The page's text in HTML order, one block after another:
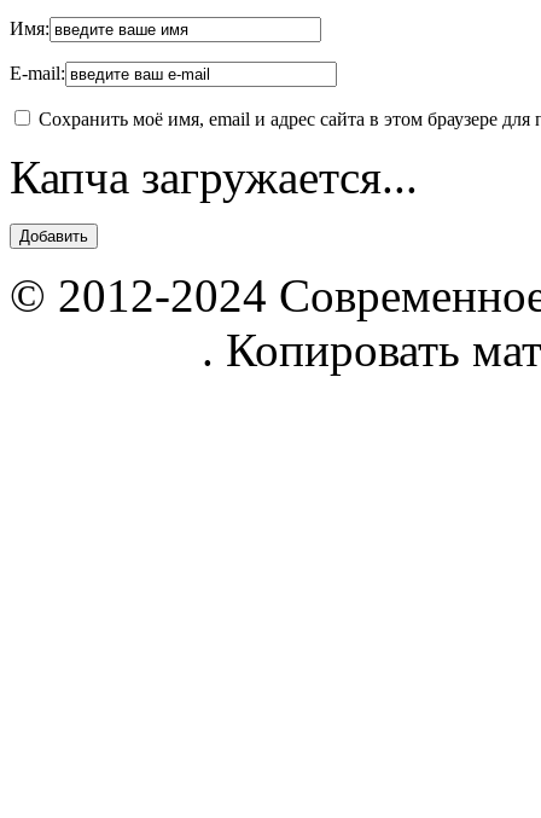
Имя:
E-mail:
Сохранить моё имя, email и адрес сайта в этом браузере
Капча загружается...
© 2012-2024
. Копировать